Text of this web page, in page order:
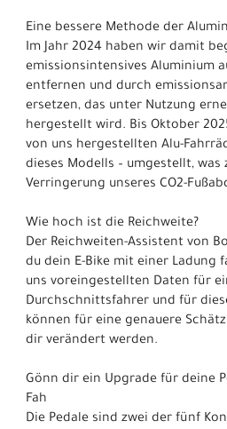
Eine bessere Methode der
Im Jahr 2024 haben wir damit
emissionsintensives Aluminium
entfernen und durch
ersetzen, das unter Nutzung
hergestellt wird. Bis Oktober
von uns hergestellten Alu-
dieses Modells – umgestellt,
Verringerung unseres CO2-
Wie hoch ist die Reichweite?
Der Reichweiten-Assistent von
du dein E-Bike mit einer Ladung
uns voreingestellten Daten für
Durchschnittsfahrer und für
können für eine genauere
dir verändert werden.
Gönn dir ein Upgrade für deine
Fah
Die Pedale sind zwei der fünf